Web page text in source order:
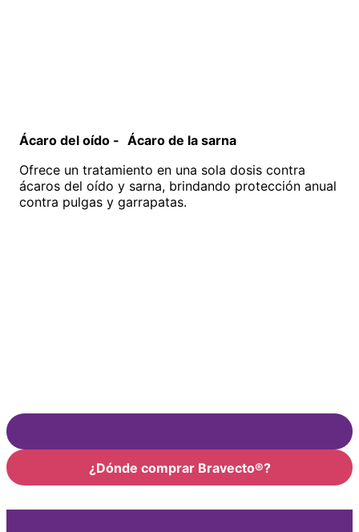
Ácaro del oído - Ácaro de la sarna
Ofrece un tratamiento en una sola dosis contra
ácaros del oído y sarna, brindando protección anual
contra pulgas y garrapatas.
¿Dónde comprar Bravecto®?